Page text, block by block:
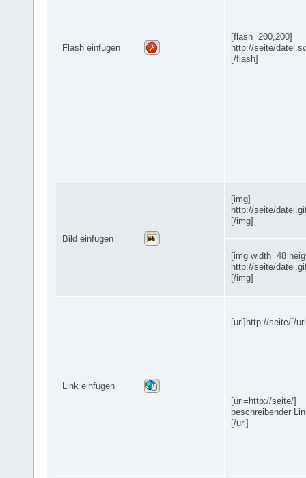
Flash einfügen
[flash=200,200]
http://seite/
[/flash]
Bild einfügen
[img]
http://seite/
[/img]
[img width=48
http://seite/
[/img]
Link einfügen
[url]http://seite/[/
[url=http://seite/]
beschreibender
[/url]